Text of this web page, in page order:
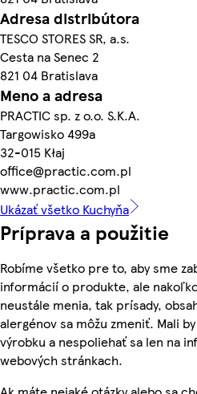
Adresa distribútora
TESCO STORES SR, a.s.
Cesta na Senec 2
821 04 Bratislava
Meno a adresa
PRACTIC sp. z o.o. S.K.A.
Targowisko 499a
32-015 Kłaj
office@practic.com.pl
www.practic.com.pl
Ukázať všetko Kuchyňa
Príprava a použitie
Robíme všetko pre to, aby sme
informácií o produkte, ale
neustále menia, tak prísady,
alergénov sa môžu zmeniť. Mali
výrobku a nespoliehať sa len na
webových stránkach.